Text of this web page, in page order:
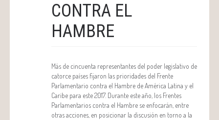
CONTRA EL
HAMBRE
Más de cincuenta representantes del poder legislativo de
catorce países fijaron las prioridades del Frente
Parlamentario contra el Hambre de América Latina y el
Caribe para este 2017. Durante este año, los Frentes
Parlamentarios contra el Hambre se enfocarán, entre
otras acciones, en posicionar la discusión en torno a la